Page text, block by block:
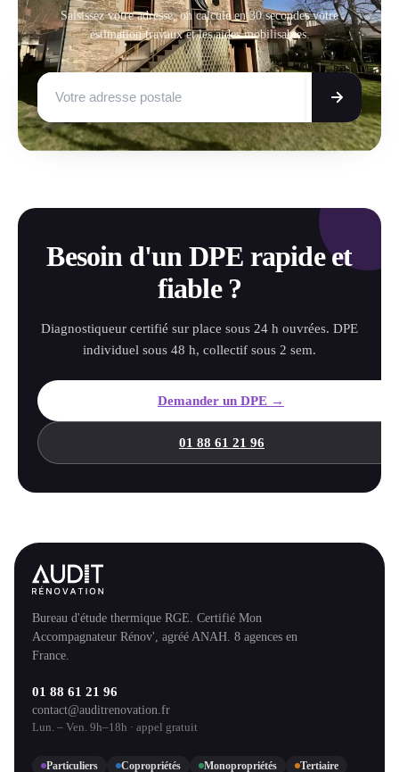
Saisissez votre adresse, on calcule en 30 secondes votre
estimation travaux et les aides mobilisables.
Besoin d'un DPE rapide et
fiable ?
Diagnostiqueur certifié sur place sous 24 h ouvrées. DPE
individuel sous 48 h, collectif sous 2 sem.
Demander un DPE →
01 88 61 21 96
Bureau d'étude thermique RGE. Certifié Mon
Accompagnateur Rénov', agréé ANAH. 8 agences en
France.
01 88 61 21 96
contact@auditrenovation.fr
Lun. – Ven. 9h–18h · appel gratuit
Particuliers Copropriétés Monopropriétés Tertiaire